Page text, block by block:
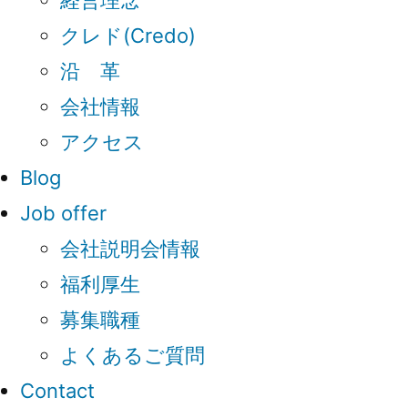
クレド(Credo)
沿 革
会社情報
アクセス
Blog
Job offer
会社説明会情報
福利厚生
募集職種
よくあるご質問
Contact